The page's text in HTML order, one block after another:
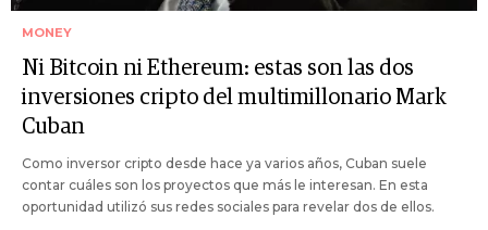
MONEY
Ni Bitcoin ni Ethereum: estas son las dos
inversiones cripto del multimillonario Mark
Cuban
Como inversor cripto desde hace ya varios años, Cuban suele
contar cuáles son los proyectos que más le interesan. En esta
oportunidad utilizó sus redes sociales para revelar dos de ellos.